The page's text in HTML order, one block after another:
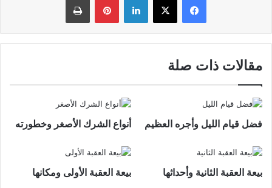
مقالات ذات صلة
فضل قيام الليل وأجره العظيم أنواع الشرك الأصغر وخطورته
بيعة العقبة الثانية وأحداثها بيعة العقبة الأولى ومكانها